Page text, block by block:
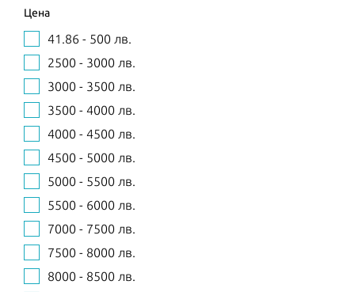
Цена
41.86 - 500 лв.
2500 - 3000 лв.
3000 - 3500 лв.
3500 - 4000 лв.
4000 - 4500 лв.
4500 - 5000 лв.
5000 - 5500 лв.
5500 - 6000 лв.
7000 - 7500 лв.
7500 - 8000 лв.
8000 - 8500 лв.